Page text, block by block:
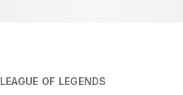
LEAGUE OF LEGENDS